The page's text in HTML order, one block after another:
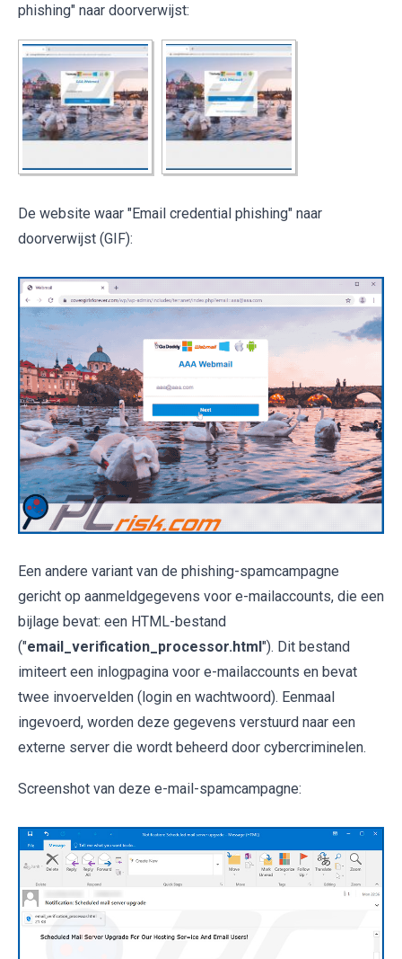
phishing" naar doorverwijst:
De website waar "Email credential phishing" naar
doorverwijst (GIF):
Een andere variant van de phishing-spamcampagne
gericht op aanmeldgegevens voor e-mailaccounts, die een
bijlage bevat: een HTML-bestand
("email_verification_processor.html"). Dit bestand
imiteert een inlogpagina voor e-mailaccounts en bevat
twee invoervelden (login en wachtwoord). Eenmaal
ingevoerd, worden deze gegevens verstuurd naar een
externe server die wordt beheerd door cybercriminelen.
Screenshot van deze e-mail-spamcampagne: